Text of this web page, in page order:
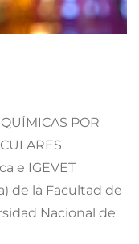
e IGEVET
de la Facultad de
Nacional de